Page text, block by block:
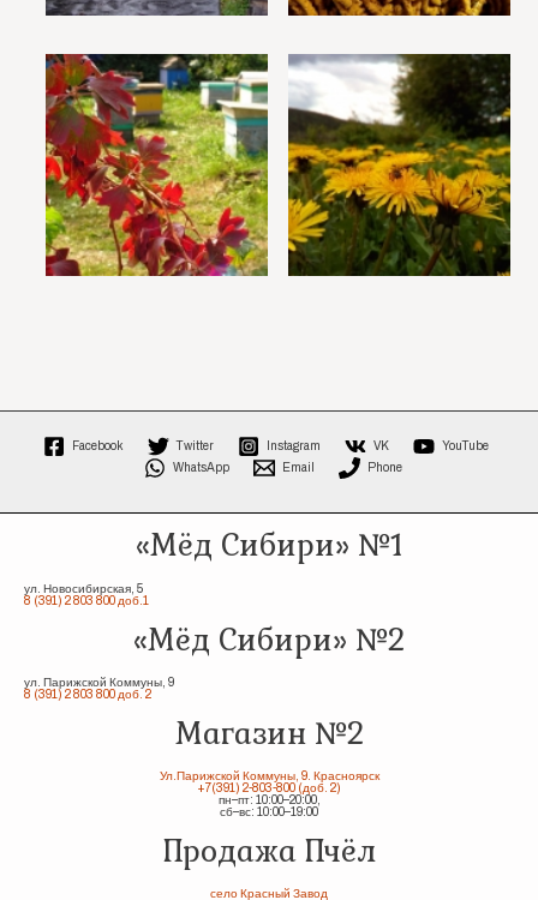
Facebook Twitter Instagram VK
YouTube
WhatsApp
Email Phone
«Мёд Сибири» №1
ул. Новосибирская, 5
8 (391) 2 803 800 доб.1
«Мёд Сибири» №2
ул. Парижской Коммуны, 9
8 (391) 2 803 800 доб. 2
Магазин №2
Ул.Парижской Коммуны, 9. Красноярск
+7(391) 2-803-800 (доб. 2)
пн–пт: 10:00–20:00,
сб–вс: 10:00–19:00
Продажа Пчёл
село Красный Завод